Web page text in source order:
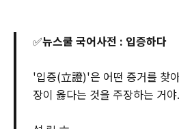
✅뉴스쿨 국어사전 : 입증하다
'입증(立證)'은 어떤 증거를 찾
장이 옳다는 것을 주장하는 거야.